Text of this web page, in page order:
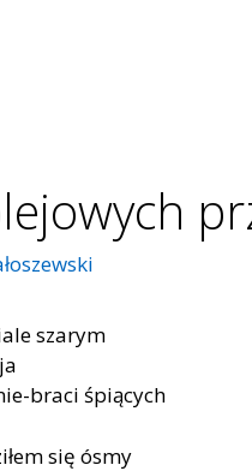
szarym
braci śpiących
się ósmy